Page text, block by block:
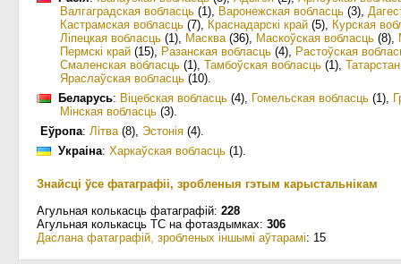
Валгаградская вобласць (1), Варонежская вобласць (3),
Кастрамская вобласць (7), Краснадарскі край (5), Курская
Ліпецкая вобласць (1), Масква(36), Маскоўская вобласць (8),
Пермскі край (15), Разанская вобласць (4), Растоўская
Смаленская вобласць (1), Тамбоўская вобласць (1), Татарстан
Яраслаўская вобласць (10).
Беларусь: Віцебская вобласць (4), Гомельская вобласць (1),
Мінская вобласць (3).
Еўропа: Літва(8), Эстонія (4).
Украіна: Харкаўская вобласць (1).
Знайсці ўсе фатаграфіі, зробленыя гэтым карыстальнікам
Агульная колькасць фатаграфій: 228
Агульная колькасць ТС на фотаздымках: 306
Даслана фатаграфій, зробленых іншымі аўтарамі: 15